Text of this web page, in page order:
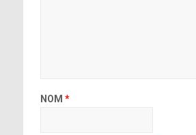
NOM *